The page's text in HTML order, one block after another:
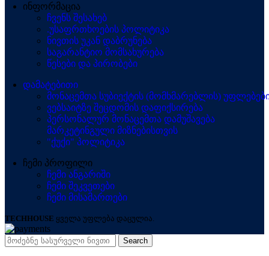
ინფორმაცია
ჩვენს შესახებ
.უსაფრთხოების პოლიტიკა
ნივთის უკან დაბრუნება
საგარანტიო მომსახურება
წესები და პირობები
დამატებითი
მონაცემთა სუბიექტის (მომხმარებლის)
ვებსაიტზე შეცდომის დაფიქსირება
პერსონალურ მონაცემთა დამუშავება
მარკეტინგული მიზნებისთვის
"ქუქი" პოლიტიკა
ჩემი პროფილი
ჩემი ანგარიში
ჩემი შეკვეთები
ჩემი მისამართები
TECHHOUSE ყველა უფლება დაცულია.
Search